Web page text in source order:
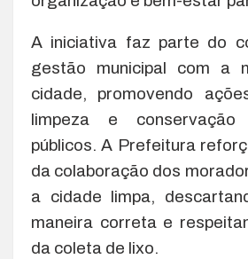
A iniciativa faz parte do
gestão municipal com a
cidade, promovendo
limpeza e
públicos. A Prefeitura
da colaboração dos
a cidade limpa,
maneira correta e
da coleta de lixo.